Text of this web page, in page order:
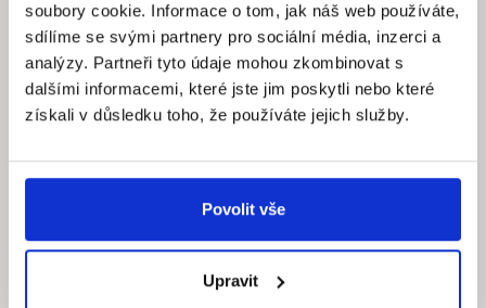
soubory cookie. Informace o tom, jak náš web používáte,
sdílíme se svými partnery pro sociální média, inzerci a
analýzy. Partneři tyto údaje mohou zkombinovat s
dalšími informacemi, které jste jim poskytli nebo které
získali v důsledku toho, že používáte jejich služby.
Povolit vše
Upravit
Pracovní dny: 9.00 – 18.00 hod
info@quantumreality.cz
+420 730 154 732 /+420 273 134 681